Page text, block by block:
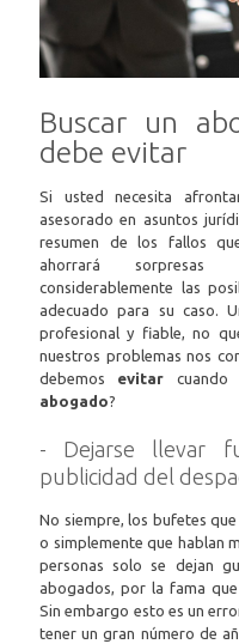
Buscar un
debe evitar
Si usted necesita
asesorado en asuntos
resumen de los fallos
ahorrará sorpresas
considerablemente las
adecuado para su caso.
profesional y fiable, no
nuestros problemas nos
debemos evitar cuando
abogado?
- Dejarse llevar
publicidad del
No siempre, los bufetes
o simplemente que hablan
personas solo se dejan
abogados, por la fama
Sin embargo esto es un
tener un gran número de